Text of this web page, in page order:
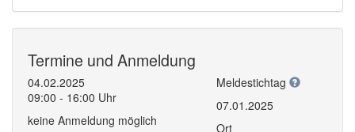
Termine und Anmeldung
04.02.2025
09:00 - 16:00 Uhr
keine Anmeldung möglich
Meldestichtag
07.01.2025
Ort